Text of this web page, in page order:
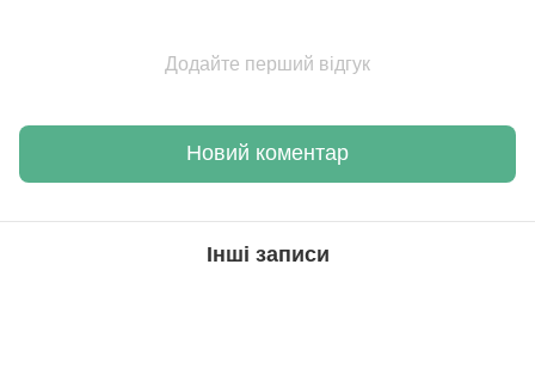
Додайте перший відгук
Новий коментар
Інші записи